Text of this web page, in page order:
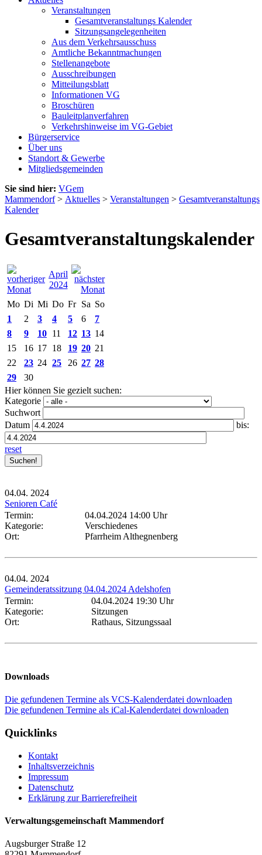
Veranstaltungen
Gesamtveranstaltungs Kalender
Sitzungsangelegenheiten
Aus dem Verkehrsausschuss
Amtliche Bekanntmachungen
Stellenangebote
Ausschreibungen
Mitteilungsblatt
Informationen VG
Broschüren
Bauleitplanverfahren
Verkehrshinweise im VG-Gebiet
Bürgerservice
Über uns
Standort & Gewerbe
Mitgliedsgemeinden
Sie sind hier: VGem
Mammendorf> Aktuelles > Veranstaltungen > Gesamtveranstaltungs
Kalender
Gesamtveranstaltungskalender
April
2024
Mo Di Mi Do Fr Sa So
1
2 3 4 5 6
7
8
9 10 11 12 13 14
15
16 17 18 19 20 21
22
23 24 25 26 27 28
29
30
Hier können Sie gezielt suchen:
Kategorie
Suchwort
Datum
bis:
reset
04.04. 2024
Senioren Café
Termin:
04.04.2024 14:00 Uhr
Kategorie:
Verschiedenes
Ort:
Pfarrheim Althegnenberg
04.04. 2024
Gemeinderatssitzung 04.04.2024 Adelshofen
Termin:
04.04.2024 19:30 Uhr
Kategorie:
Sitzungen
Ort:
Rathaus, Sitzungssaal
Downloads
Die gefundenen Termine als VCS-Kalenderdatei downloaden
Die gefundenen Termine als iCal-Kalenderdatei downloaden
Quicklinks
Kontakt
Inhaltsverzeichnis
Impressum
Datenschutz
Erklärung zur Barrierefreiheit
Verwaltungsgemeinschaft Mammendorf
Augsburger Straße 12